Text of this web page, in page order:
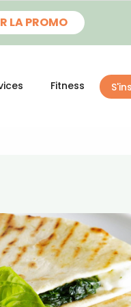
LA PROMO
Fitness